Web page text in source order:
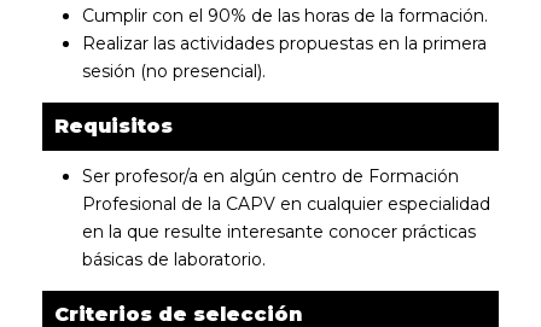
Cumplir con el 90% de las horas de la formación.
Realizar las actividades propuestas en la primera
sesión (no presencial).
Requisitos
Ser profesor/a en algún centro de Formación
Profesional de la CAPV en cualquier especialidad
en la que resulte interesante conocer prácticas
básicas de laboratorio.
Criterios de selección